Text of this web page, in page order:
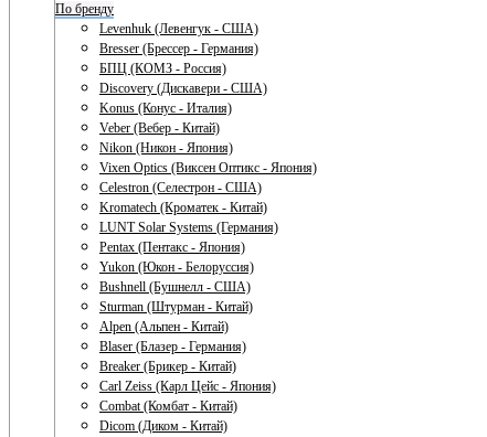
По бренду
Levenhuk (Левенгук - США)
Bresser (Брессер - Германия)
БПЦ (КОМЗ - Россия)
Discovery (Дискавери - США)
Konus (Конус - Италия)
Veber (Вебер - Китай)
Nikon (Никон - Япония)
Vixen Optics (Виксен Оптикс - Япония)
Celestron (Селестрон - США)
Kromatech (Кроматек - Китай)
LUNT Solar Systems (Германия)
Pentax (Пентакс - Япония)
Yukon (Юкон - Белоруссия)
Bushnell (Бушнелл - США)
Sturman (Штурман - Китай)
Alpen (Альпен - Китай)
Blaser (Блазер - Германия)
Breaker (Брикер - Китай)
Carl Zeiss (Карл Цейс - Япония)
Combat (Комбат - Китай)
Dicom (Диком - Китай)